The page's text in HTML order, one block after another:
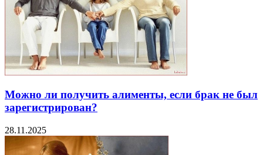
Можно ли получить алименты, если брак не был
зарегистрирован?
28.11.2025